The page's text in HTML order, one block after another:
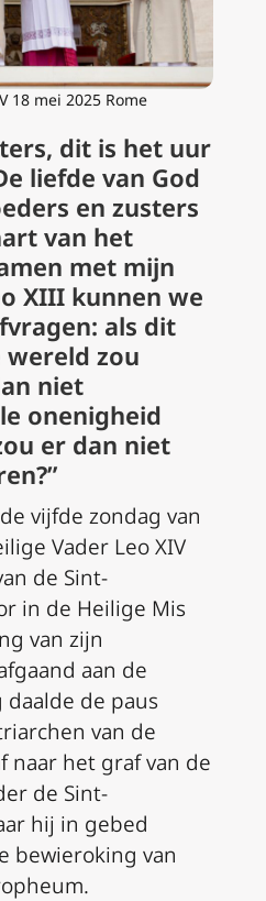
18 mei 2025 Rome
dit is het uur
liefde van God
en zusters
van het
met mijn
XIII kunnen we
als dit
zou
niet
onenigheid
er dan niet
vijfde zondag van
Vader Leo XIV
de Sint-
in de Heilige Mis
van zijn
aan de
de paus
van de
naar het graf van de
de Sint-
hij in gebed
bewieroking van